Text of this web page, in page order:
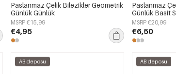
Paslanmaz Çelik Bilezikler Geometrik
Günlük Günlük
MSRP €15,99
€4,95
Paslanmaz
Günlük Basit
MSRP €20,99
€6,50
AB deposu AB deposu